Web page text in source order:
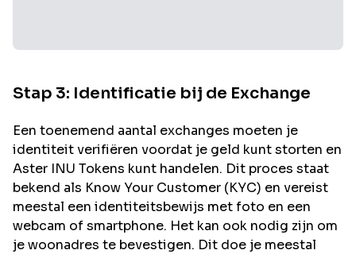
Stap 3: Identificatie bij de Exchange
Een toenemend aantal exchanges moeten je
identiteit verifiëren voordat je geld kunt storten en
Aster INU Tokens kunt handelen. Dit proces staat
bekend als Know Your Customer (KYC) en vereist
meestal een identiteitsbewijs met foto en een
webcam of smartphone. Het kan ook nodig zijn om
je woonadres te bevestigen. Dit doe je meestal